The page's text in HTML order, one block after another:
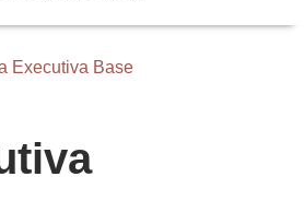
Executiva Base